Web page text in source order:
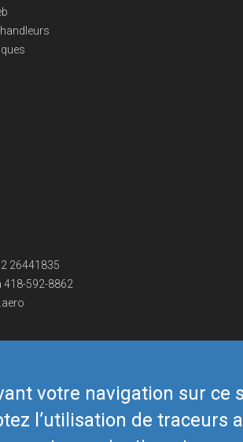
votre navigation sur ce
l’utilisation de traceurs
26441835
418-592-8862
d'utilisation - Vie privée Back to top